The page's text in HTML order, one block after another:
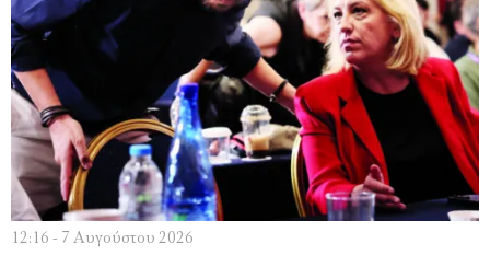
12:16 - 7 Αυγούστου 2026